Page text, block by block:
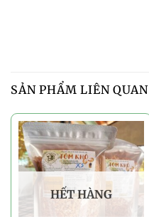
SẢN PHẨM LIÊN QUAN
HẾT HÀNG